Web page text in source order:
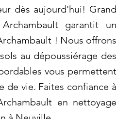
dès aujourd'hui! Grand
garantit un
! Nous offrons
au dépoussiérage des
vous permettent
vie. Faites confiance à
en nettoyage